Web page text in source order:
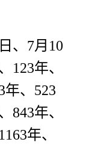
、7月10
123年、
年、523
843年、
年、